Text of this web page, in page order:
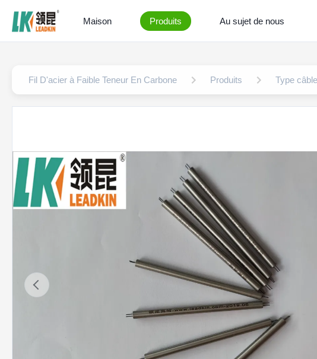
Maison Produits Au sujet de nous
Fil D'acier à Faible Teneur En Carbone Produits Type